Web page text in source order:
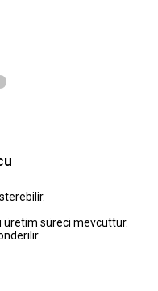
üretim süreci mevcuttur.